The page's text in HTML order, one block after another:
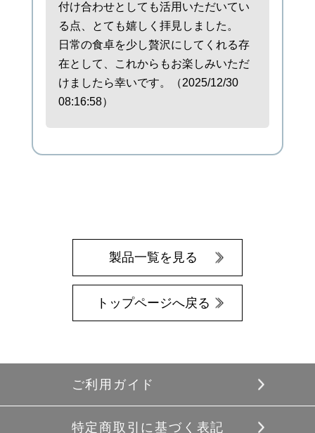
付け合わせとしても活用いただいてい
る点、とても嬉しく拝見しました。
日常の食卓を少し贅沢にしてくれる存
在として、これからもお楽しみいただ
けましたら幸いです。（2025/12/30
08:16:58）
製品一覧を見る
トップページへ戻る
ご利用ガイド
特定商取引に基づく表記